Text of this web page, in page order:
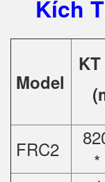
Kích
Model
FRC2